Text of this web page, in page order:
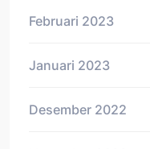
Februari 2023
Januari 2023
Desember 2022